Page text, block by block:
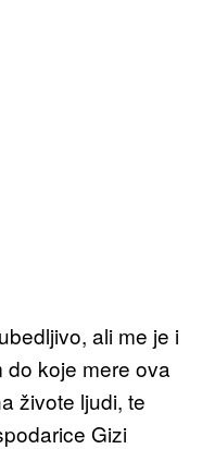
ali me je i
koje mere ova
živote ljudi, te
Gizi